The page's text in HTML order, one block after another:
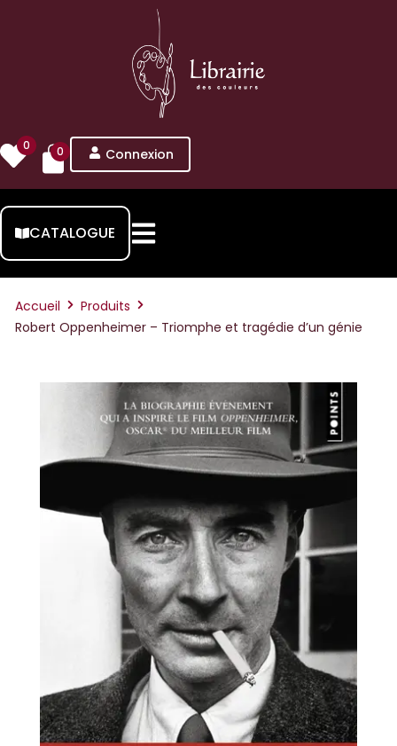
0 0 Connexion
CATALOGUE
Accueil
Produits
Robert Oppenheimer – Triomphe et tragédie d’un génie